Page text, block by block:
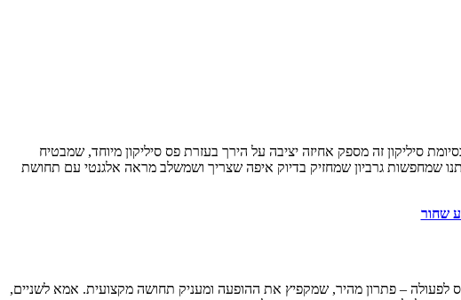
מבית קולנטה בצבע שחור הוא דוגמה מושלמת למפגש בין נוחות לטכנולוגיה מתקדמת. עם 40 ו-70 דנייר, ירך בסיומת סיליקון זה מספק אחיזה יציבה על הירך בעזרת פס סיליקון מיוחד, שמבטיח
שמחפשות גרביון שמחזיק בדיוק איפה שצריך ושמשלב מראה אלגנטי עם תחושת
לפעולה – פתרון מהיר, שמקפיץ את ההופעה ומעניק תחושה מקצועית. אמא לשניים,